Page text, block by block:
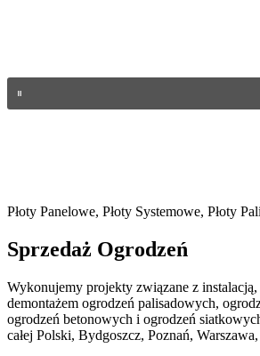
Płoty Panelowe, Płoty Systemowe, Płoty
Sprzedaż Ogrodzeń
Wykonujemy projekty związane z instalacją,
demontażem ogrodzeń palisadowych,
ogrodzeń betonowych i ogrodzeń
całej Polski, Bydgoszcz, Poznań,